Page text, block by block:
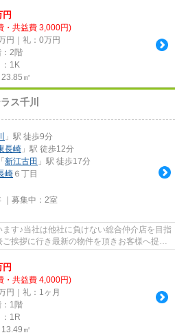
円
・共益費 3,000円)
円｜礼：0万円
：2階
：1K
㎡
ス千川
」駅 徒歩9分
長崎 」駅 徒歩12分
「 新江古田 」駅 徒歩17分
崎 ６丁目
募集中： 2室
す♪当社は他社に負けない総合仲介店を目指
挨拶に行き最新の物件を頂きお客様へ提供
円
・共益費 4,000円)
円｜礼：1ヶ月
：1階
1R
㎡